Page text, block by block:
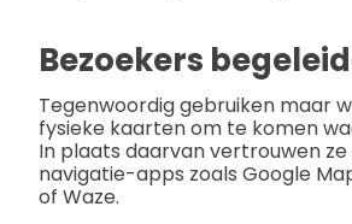
Bezoekers
Tegenwoordig gebruiken maar
fysieke kaarten om te komen
In plaats daarvan vertrouwen
navigatie-apps zoals Google
of Waze.